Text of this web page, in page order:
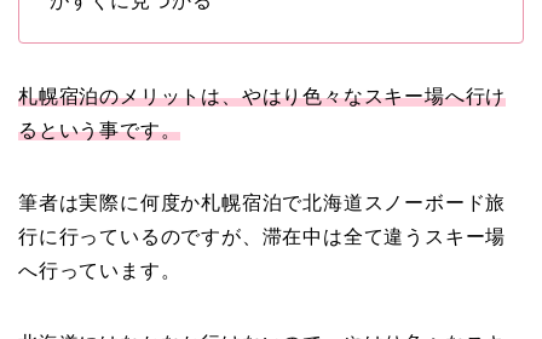
札幌宿泊のメリットは、やはり色々なスキー場へ行け
るという事です。
筆者は実際に何度か札幌宿泊で北海道スノーボード旅
行に行っているのですが、滞在中は全て違うスキー場
へ行っています。